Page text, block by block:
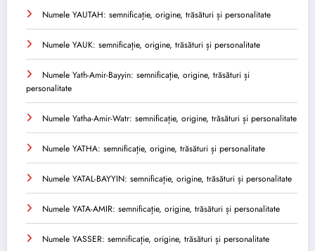
Numele YAUTAH: semnificație, origine, trăsături și personalitate
Numele YAUK: semnificație, origine, trăsături și personalitate
Numele Yath-Amir-Bayyin: semnificație, origine, trăsături și
personalitate
Numele Yatha-Amir-Watr: semnificație, origine, trăsături și personalitate
Numele YATHA: semnificație, origine, trăsături și personalitate
Numele YATAL-BAYYIN: semnificație, origine, trăsături și personalitate
Numele YATA-AMIR: semnificație, origine, trăsături și personalitate
Numele YASSER: semnificație, origine, trăsături și personalitate